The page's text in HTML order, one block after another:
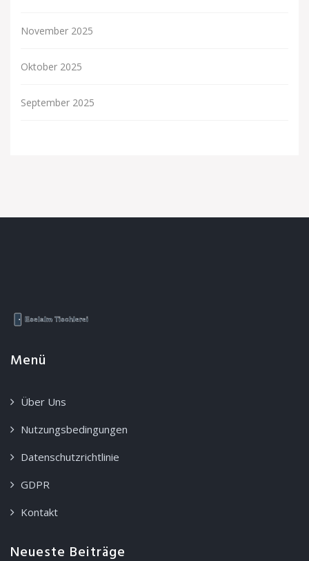
November 2025
Oktober 2025
September 2025
Menü
Über Uns
Nutzungsbedingungen
Datenschutzrichtlinie
GDPR
Kontakt
Neueste Beiträge